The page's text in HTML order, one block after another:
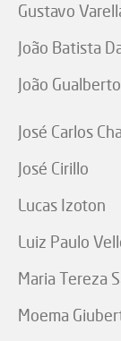
Gustavo
João Batista
João
José Carlos
José Cirillo
Lucas Izoton
Luiz Paulo
Maria Tereza
Moema